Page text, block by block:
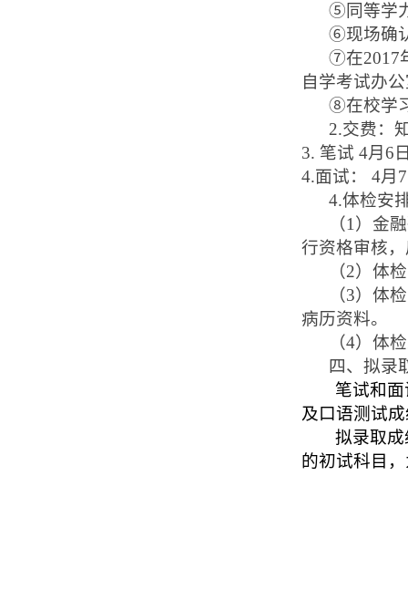
⑤同等学
⑥现场确
⑦在2017
自学考试办
⑧在校学
2.交费：
3. 笔试 4月 6
4.面试： 4月 7
4.体检安
（1 ）金
行资格审核
（2）体
（3）体
病历资料。
（4）体
四、拟录
笔试和
及口语测试
拟录取
的初试科目